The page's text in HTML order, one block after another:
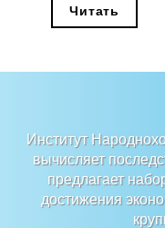
Общие
Научные
О
Читать
Институт
вычисляет
предлагает
достижения